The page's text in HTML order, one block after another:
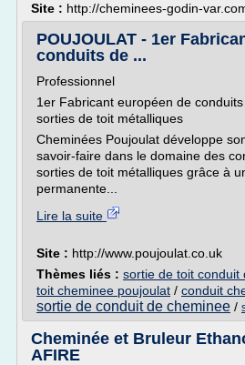
Site : http://cheminees-godin-
POUJOULAT - 1er
conduits de ...
Professionnel
1er Fabricant européen de
sorties de toit métalliques
Cheminées Poujoulat développe
savoir-faire dans le domaine des
sorties de toit métalliques grâce à
permanente...
Lire la suite
Site : http://www.poujoulat.co.uk
Thèmes liés : sortie de toit conduit
toit cheminee poujoulat / conduit
sortie de conduit de cheminee /
Cheminée et Bruleur
AFIRE